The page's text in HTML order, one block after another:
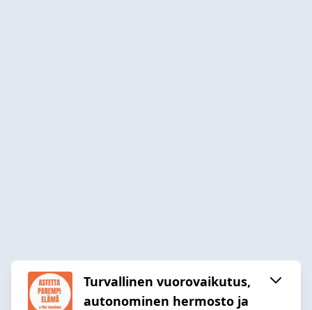
Turvallinen vuorovaikutus,
autonominen hermosto ja